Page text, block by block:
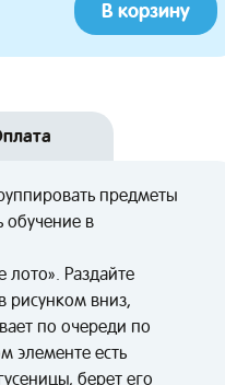
В корзину
предметы
обучение в
Раздайте
рисунком вниз,
по очереди по
элементе есть
берет его